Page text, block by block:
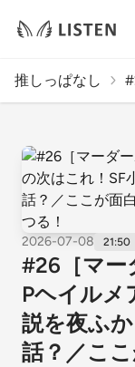
推しっぱなし
2026-07-08 21:50
#26［マー
Pヘイルメ
説を夜ふ
話？／こ